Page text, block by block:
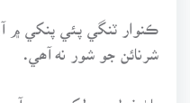
ڪنوار ٽنگي پئي پنکي ۾ آ،
شرنائن جو شور نه آھي.
پاڻ غزل ھي لکجي ويو آ،